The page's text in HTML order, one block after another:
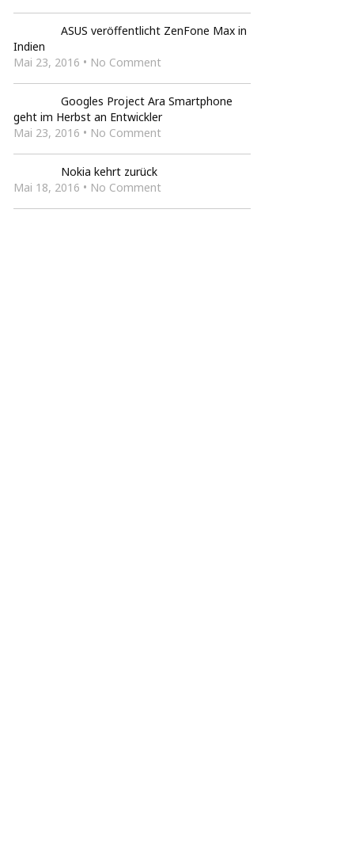
ASUS veröffentlicht ZenFone Max in
Indien
Mai 23, 2016 • No Comment
Googles Project Ara Smartphone
geht im Herbst an Entwickler
Mai 23, 2016 • No Comment
Nokia kehrt zurück
Mai 18, 2016 • No Comment